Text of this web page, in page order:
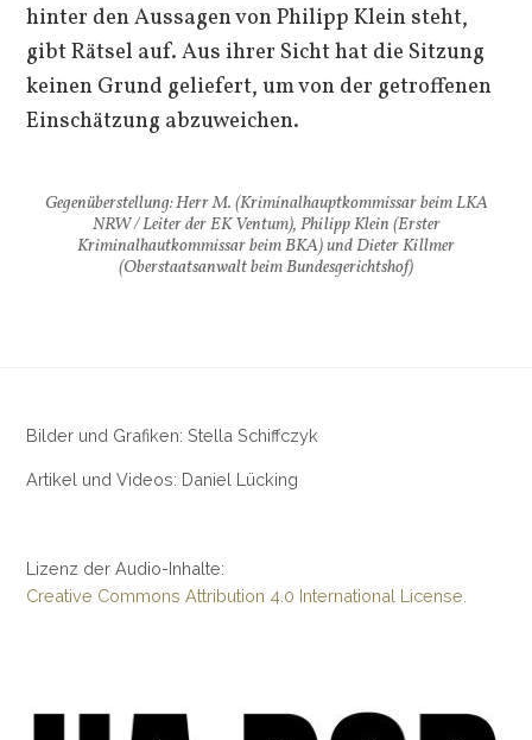
hinter den Aussagen von Philipp Klein steht,
gibt Rätsel auf. Aus ihrer Sicht hat die Sitzung
keinen Grund geliefert, um von der getroffenen
Einschätzung abzuweichen.
Gegenüberstellung: Herr M. (Kriminalhauptkommissar beim LKA
NRW / Leiter der EK Ventum), Philipp Klein (Erster
Kriminalhautkommissar beim BKA) und Dieter Killmer
(Oberstaatsanwalt beim Bundesgerichtshof)
Bilder und Grafiken: Stella Schiffczyk
Artikel und Videos: Daniel Lücking
Lizenz der Audio-Inhalte:
Creative Commons Attribution 4.0 International License.